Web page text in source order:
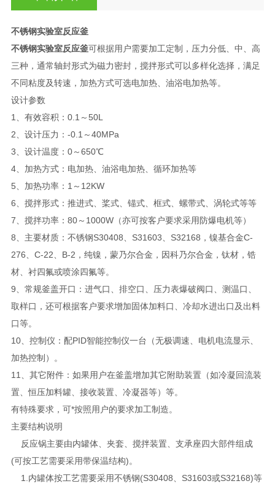
不锈钢实验室反应釜
不锈钢实验室反应釜可根据用户需要加工定制，压力分低、中、高
三种，通常轴封形式为磁力密封，搅拌形式可以多样化选择，满足
不同粘度及转速，加热方式可选电加热、油浴电加热等。
设计参数
1、有效容积：0.1～50L
2、设计压力：-0.1～40MPa
3、设计温度：0～650℃
4、加热方式：电加热、油浴电加热、循环加热等
5、加热功率：1～12KW
6、搅拌形式：推进式、桨式、锚式、框式、螺带式、涡轮式等等
7、搅拌功率：80～1000W（亦可按客户要求采用防爆电机等）
8、主要材质：不锈钢S30408、S31603、S32168，镍基合金C-
276、C-22、B-2，纯镍，蒙乃尔合金，因科乃尔合金，钛材，锆
材、衬四氟或喷涂四氟等。
9、常规釜盖开口：进气口、排空口、压力表爆破阀口、测温口、
取样口，还可根据客户要求增加固体加料口、冷却水进出口及出料
口等。
10、控制仪：配PID智能控制仪一台（无极调速、电机电流显示、
加热控制）。
11、其它附件：如果用户在釜盖增加其它附助装置（如冷凝回流装
置、恒压加料罐、接收装置、冷凝器等）等。
有特殊要求，可*按照用户的要求加工制造。
主要结构说明
反应锅主要由内罐体、夹套、搅拌装置、支承座四大部件组成
(可按工艺需要采用带保温结构)。
1.内罐体按工艺需要采用不锈钢(S30408、S31603或S32168)等